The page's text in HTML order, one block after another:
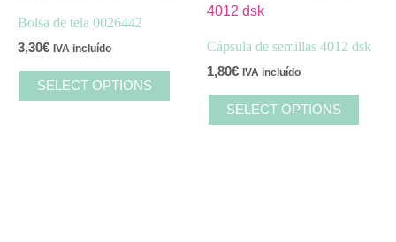
Bolsa de tela 0026442
3,30€ IVA incluído
SELECT OPTIONS
Cápsula de semillas 4012 dsk
1,80€ IVA incluído
SELECT OPTIONS